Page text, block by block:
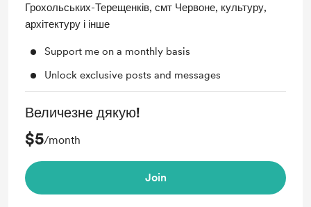
Грохольських-Терещенків, смт Червоне, культуру,
архітектуру і інше
Support me on a monthly basis
Unlock exclusive posts and messages
Величезне дякую!
$5/month
Join